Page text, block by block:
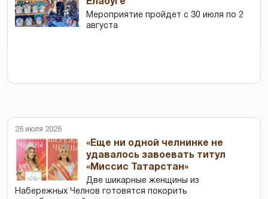
Елабуге
Мероприятие пройдет с 30 июля по 2
августа
26 июля 2026
«Еще ни одной челнинке не
удавалось завоевать титул
«Миссис Татарстан»
Две шикарные женщины из
Набережных Челнов готовятся покорить